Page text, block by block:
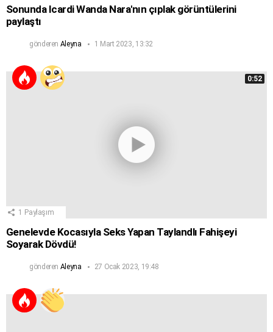
Sonunda Icardi Wanda Nara'nın çıplak görüntülerini
paylaştı
gönderen Aleyna 1 Mart 2023, 13:32
0:52
1 Paylaşım
Genelevde Kocasıyla Seks Yapan Taylandlı Fahişeyi
Soyarak Dövdü!
gönderen Aleyna 27 Ocak 2023, 19:48